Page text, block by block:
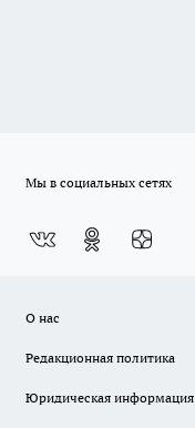
Мы в социальных сетях
О нас
Редакционная политика
Юридическая информация